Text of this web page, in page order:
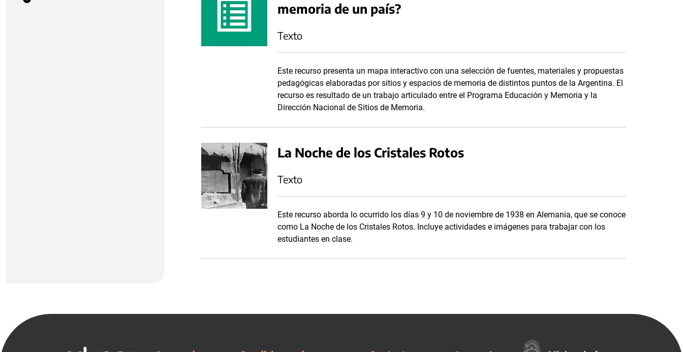
memoria de un país?
Texto
Este recurso presenta un mapa interactivo con una selección de fuentes, materiales y propuestas
pedagógicas elaboradas por sitios y espacios de memoria de distintos puntos de la Argentina. El
recurso es resultado de un trabajo articulado entre el Programa Educación y Memoria y la
Dirección Nacional de Sitios de Memoria.
La Noche de los Cristales Rotos
Texto
Este recurso aborda lo ocurrido los días 9 y 10 de noviembre de 1938 en Alemania, que se conoce
como La Noche de los Cristales Rotos. Incluye actividades e imágenes para trabajar con los
estudiantes en clase.